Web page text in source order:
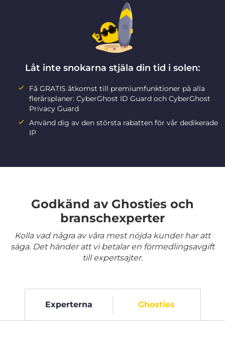
Låt inte snokarna stjäla din tid i solen:
Få GRATIS åtkomst till premiumfunktioner på alla
flerårsplaner: CyberGhost ID Guard och CyberGhost
Privacy Guard
Använd dig av den största rabatten för vår dedikerade
IP
Godkänd av Ghosties och
branschexperter
Kolla vad några av våra mest nöjda kunder har att
säga. Det händer att vi betalar en förmedlingsavgift
till expertsajter.
Experterna Ghosties